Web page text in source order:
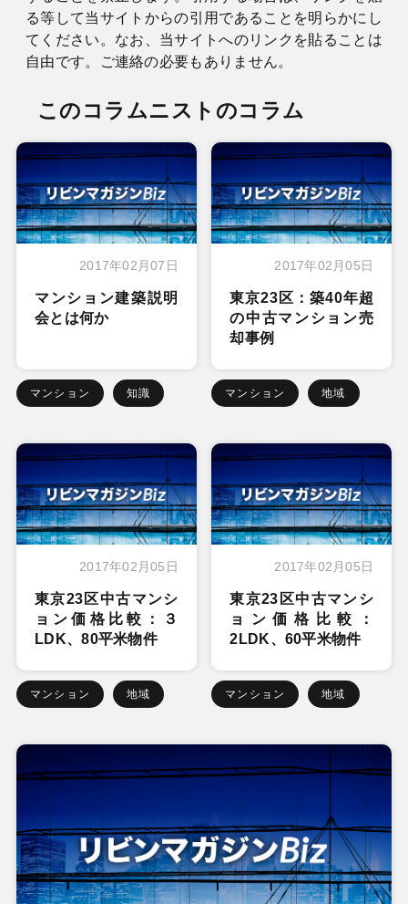
る等して当サイトからの引用であることを明らかにし
てください。なお、当サイトへのリンクを貼ることは
自由です。ご連絡の必要もありません。
このコラムニストのコラム
2017年02月07日
マンション建築説明
会とは何か
マンション 知識
2017年02月05日
東京23区：築40年超
の中古マンション売
却事例
マンション 地域
2017年02月05日
東京23区中古マンシ
ョン価格比較：３
LDK、80平米物件
マンション 地域
2017年02月05日
東京23区中古マンシ
ョン価格比較：
2LDK、60平米物件
マンション 地域